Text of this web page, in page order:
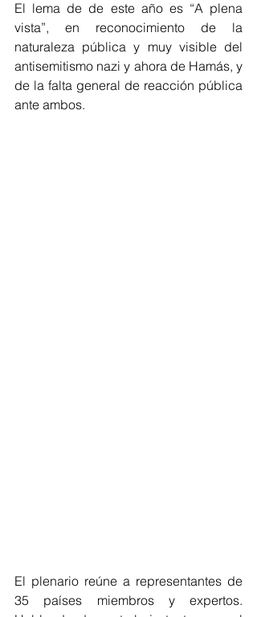
El lema de de este año es “A plena
vista”, en reconocimiento de la
naturaleza pública y muy visible del
antisemitismo nazi y ahora de Hamás, y
de la falta general de reacción pública
ante ambos.
El plenario reúne a representantes de
35 países miembros y expertos.